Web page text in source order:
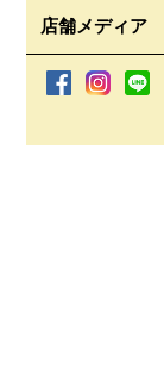
店舗メディア